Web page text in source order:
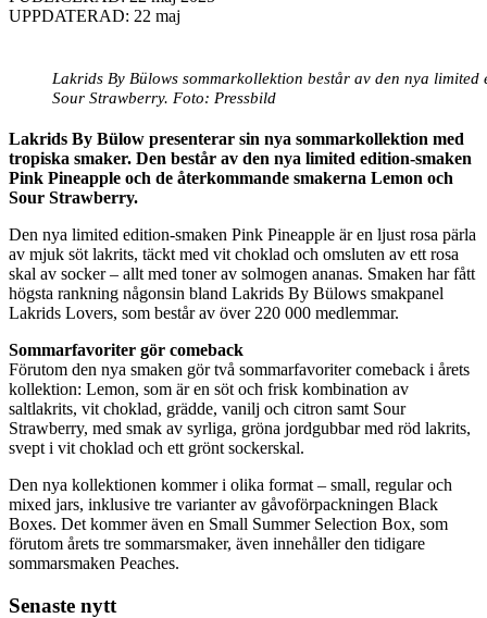
UPPDATERAD: 22 maj
Lakrids By Bülows sommarkollektion består av den nya
Sour Strawberry. Foto: Pressbild
Lakrids By Bülow presenterar sin nya sommarkollektion med
tropiska smaker. Den består av den nya limited edition-smaken
Pink Pineapple och de återkommande smakerna Lemon och
Sour Strawberry.
Den nya limited edition-smaken Pink Pineapple är en ljust rosa pärla
av mjuk söt lakrits, täckt med vit choklad och omsluten av ett rosa
skal av socker – allt med toner av solmogen ananas. Smaken har fått
högsta rankning någonsin bland Lakrids By Bülows smakpanel
Lakrids Lovers, som består av över 220 000 medlemmar.
Sommarfavoriter gör comeback
Förutom den nya smaken gör två sommarfavoriter comeback i årets
kollektion: Lemon, som är en söt och frisk kombination av
saltlakrits, vit choklad, grädde, vanilj och citron samt Sour
Strawberry, med smak av syrliga, gröna jordgubbar med röd lakrits,
svept i vit choklad och ett grönt sockerskal.
Den nya kollektionen kommer i olika format – small, regular och
mixed jars, inklusive tre varianter av gåvoförpackningen Black
Boxes. Det kommer även en Small Summer Selection Box, som
förutom årets tre sommarsmaker, även innehåller den tidigare
sommarsmaken Peaches.
Senaste nytt